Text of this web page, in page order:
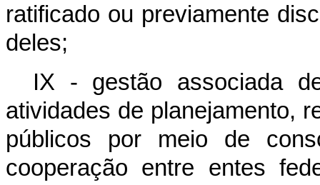
ratificado ou previamente
deles;
IX - gestão associada
atividades de planejamento,
públicos por meio de
cooperação entre entes